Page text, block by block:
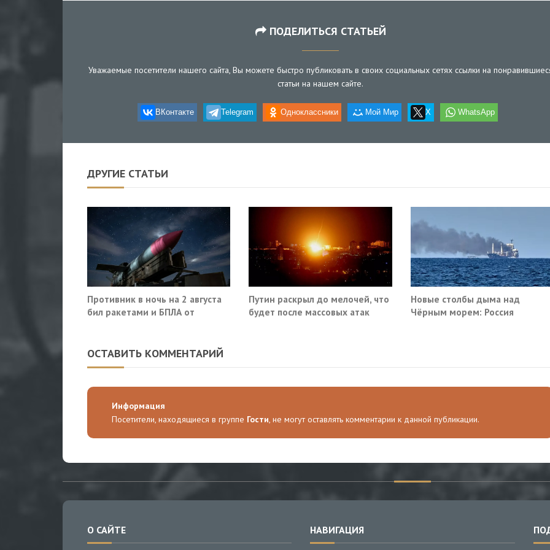
ПОДЕЛИТЬСЯ СТАТЬЕЙ
Уважаемые посетители нашего сайта, Вы можете быстро публиковать в своих социальных сетях ссылки на
статьи на нашем сайте.
ВКонтакте Telegram Одноклассники Мой Мир X WhatsApp
ДРУГИЕ СТАТЬИ
Противник в ночь на 2 августа
бил ракетами и БПЛА от
Путин раскрыл до мелочей, что
будет после массовых атак
Новые столбы дыма над
Чёрным морем: Россия
ОСТАВИТЬ КОММЕНТАРИЙ
Информация
Посетители, находящиеся в группе Гости, не могут оставлять комментарии к данной публикации.
О САЙТЕ НАВИГАЦИЯ